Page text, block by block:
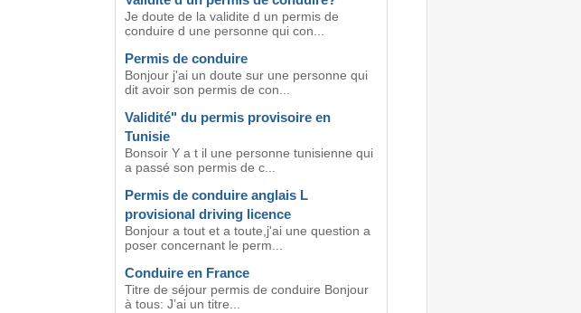
Je doute de la validite d un permis de
conduire d une personne qui con...
Permis de conduire
Bonjour j'ai un doute sur une personne qui
dit avoir son permis de con...
Validité" du permis provisoire en
Tunisie
Bonsoir Y a t il une personne tunisienne qui
a passé son permis de c...
Permis de conduire anglais L
provisional driving licence
Bonjour a tout et a toute,j'ai une question a
poser concernant le perm...
Conduire en France
Titre de séjour permis de conduire Bonjour
à tous: J’ai un titre...